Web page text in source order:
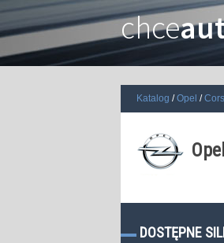
chce
Katalog Opel
DOSTĘPNE